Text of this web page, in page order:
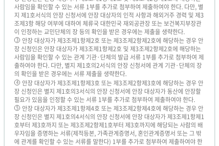
사람임을 확인할 수 있는 서류 1부를 추가로 첨부하여 제출하여야 한다. 다만, 별
지 제1호서식의 안장 신청서에 안장 대상자의 인적 사항과 해외거주 경력 및 제3
조제3항 해당 여부에 대하여 체류국 대한민국 재외공관장 또는 보건복지부장관
이 인정하는 교민단체의 장 등의 확인을 받은 경우에는 제출을 생략한다.
3
안장 대상자가 제3조제1항제2호 또는 제3조제2항제2호에 해당하는 경우 안
장 신청인은 안장 대상자가 제3조제1항제2호 및 제3조제2항제2호에 해당하는
사람임을 확인할 수 있는 관계 기관·단체의 발급 서류 1부를 추가로 첨부하여 제
출하여야 한다. 다만, 별지 제1호의2서식의 안장 신청서에 관계 기관·단체의 장
의 확인을 받은 경우에는 서류 제출을 생략한다.
4
안장 대상자가 제3조제1항제3호 또는 제3조제2항제3호에 해당하는 경우 안
장 신청인은 별지 제1호의3서식의 안장 신청서에 안장 대상자가 동산에 안장할
필요가 있음을 인정할 수 있는 서류 1부를 추가로 첨부하여 제출하여야 한다.
5
안장 대상자가 제3조제1항제4호 또는 제3조제2항제4호에 해당하는 경우 안
장 신청인은 별지 제1호의4서식의 안장 신청서에 안장 대상자가 제3조제1항제1
호부터 제3호까지 또는 제3조제2항제1호부터 제3호까지에 해당되는 사람의 배
우자임을 증명하는 서류(제적등본, 가족관계증명서, 혼인관계증명서 또는 그 밖
에 관계를 확인할 수 있는 서류를 말한다) 1부를 추가로 첨부하여 제출하여야 한